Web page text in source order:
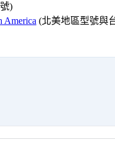
)
America (北美地區型號與